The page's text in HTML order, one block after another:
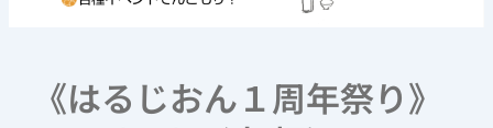
《はるじおん１周年祭り》